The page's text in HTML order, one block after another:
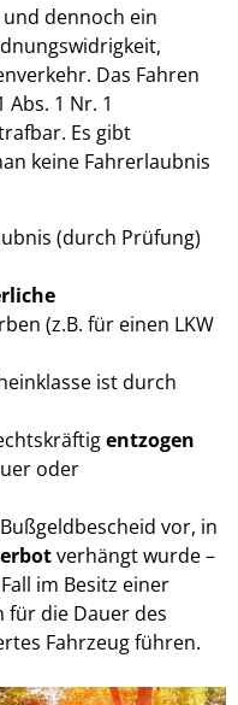
dennoch ein
Das Fahren
1 Nr. 1
Es gibt
keine Fahrerlaubnis
(durch Prüfung)
(z.B. für einen LKW
ist durch
entzogen
oder
vor, in
verhängt wurde –
im Besitz einer
für die Dauer des
Fahrzeug führen.